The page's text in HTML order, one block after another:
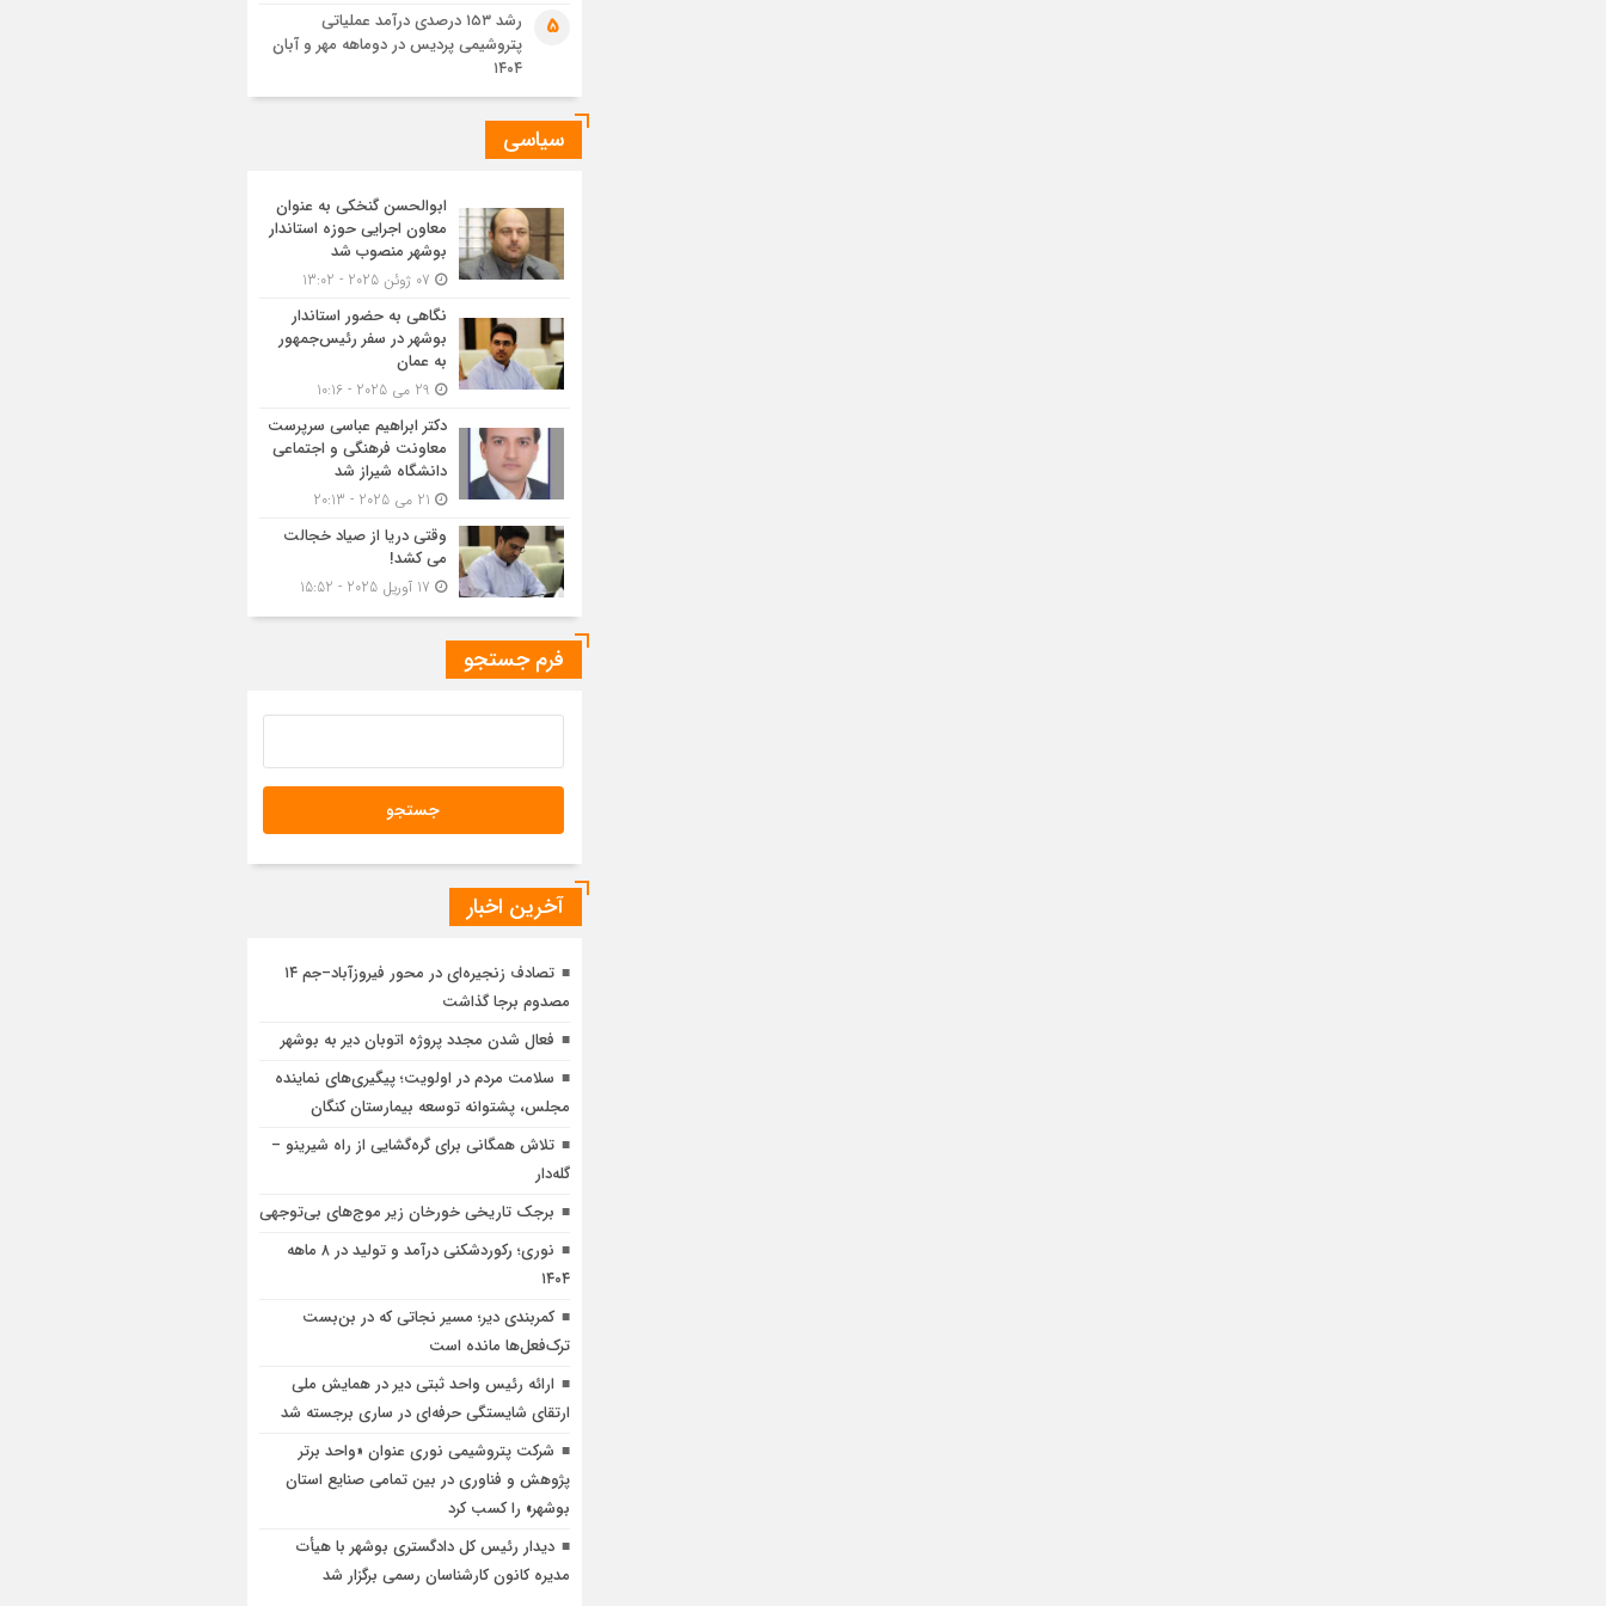
5
رشد ۱۵۳ درصدی درآمد عملیاتی
پتروشیمی پردیس در دوماهه مهر و آبان
۱۴۰۴
سیاسی
ابوالحسن گنخکی به عنوان
معاون اجرایی حوزه استاندار
بوشهر منصوب شد
نگاهی به حضور استاندار
بوشهر در سفر رئیس‌جمهور
به عمان
دکتر ابراهیم عباسی سرپرست
معاونت فرهنگی و اجتماعی
دانشگاه شیراز شد
وقتی دریا از صیاد خجالت
می کشد!
فرم جستجو
آخرین اخبار
تصادف زنجیره‌ای در محور فیروزآباد–جم ۱۴
مصدوم برجا گذاشت
فعال شدن مجدد پروژه اتوبان دیر به بوشهر
سلامت مردم در اولویت؛ پیگیری‌های نماینده
مجلس، پشتوانه توسعه بیمارستان کنگان
تلاش همگانی برای گره‌گشایی از راه شیرینو –
گله‌دار
برجک تاریخی خورخان زیر موج‌های بی‌توجهی
نوری؛ رکوردشکنی درآمد و تولید در ۸ ماهه
۱۴۰۴
کمربندی دیر؛ مسیر نجاتی که در بن‌بست
ترک‌فعل‌ها مانده است
ارائه رئیس واحد ثبتی دیر در همایش ملی
ارتقای شایستگی حرفه‌ای در ساری برجسته شد
شرکت پتروشیمی نوری عنوان «واحد برتر
پژوهش و فناوری در بین تمامی صنایع استان
بوشهر» را کسب کرد
دیدار رئیس کل دادگستری بوشهر با هیأت
مدیره کانون کارشناسان رسمی برگزار شد